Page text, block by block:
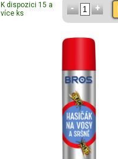
K dispozici 15 a
více ks